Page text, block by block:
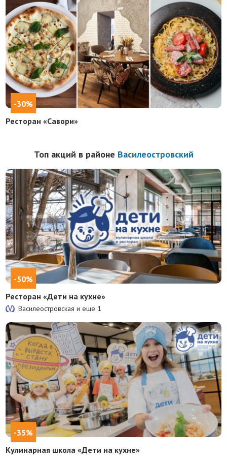
-30%
Ресторан «Савори»
Топ акций в районе Василеостровский
-50%
Ресторан «Дети на кухне»
Василеостровская и еще 1
-35%
Кулинарная школа «Дети на кухне»